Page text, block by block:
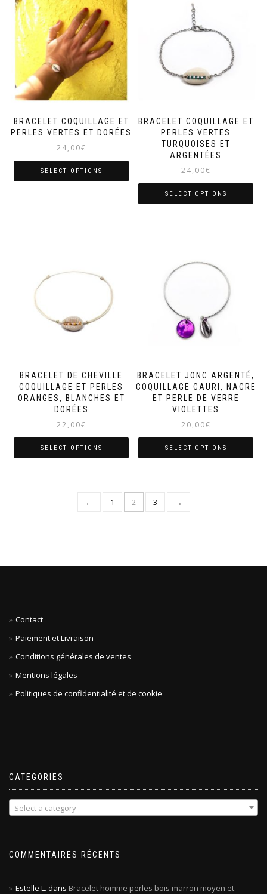
BRACELET COQUILLAGE ET
PERLES VERTES ET DORÉES
24,00€
SELECT OPTIONS
BRACELET COQUILLAGE ET
PERLES VERTES
TURQUOISES ET
ARGENTÉES
24,00€
SELECT OPTIONS
BRACELET DE CHEVILLE
COQUILLAGE ET PERLES
ORANGES, BLANCHES ET
DORÉES
22,00€
SELECT OPTIONS
BRACELET JONC ARGENTÉ,
COQUILLAGE CAURI, NACRE
ET PERLE DE VERRE
VIOLETTES
20,00€
SELECT OPTIONS
← 1 2 3 →
Contact
Paiement et Livraison
Conditions générales de ventes
Mentions légales
Politiques de confidentialité et de cookie
CATEGORIES
Select a category
COMMENTAIRES RÉCENTS
Estelle L. dans Bracelet homme perles bois marron moyen et